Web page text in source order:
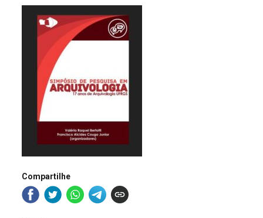
Compartilhe